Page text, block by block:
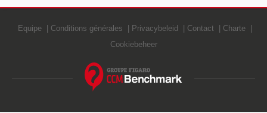
Equipe Conditions générales Privacybeleid Contact
Charte
Cookiebeheer